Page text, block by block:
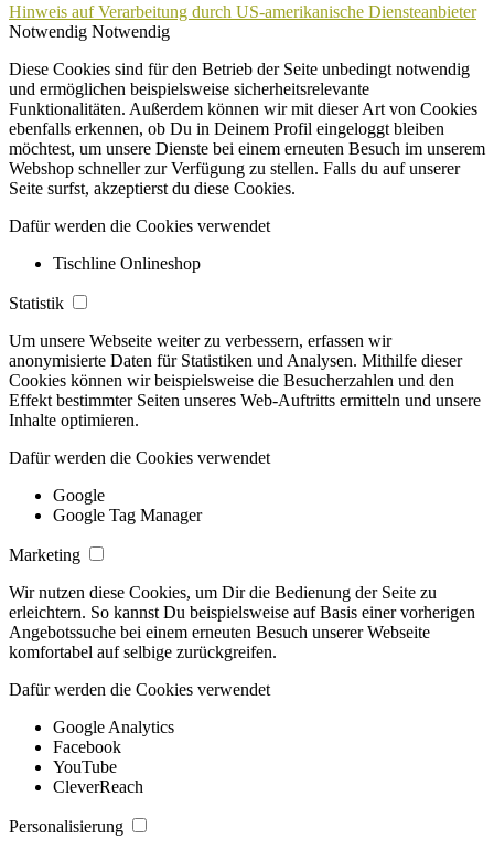
Hinweis auf Verarbeitung durch US-amerikanische Diensteanbieter
Notwendig Notwendig
Diese Cookies sind für den Betrieb der Seite unbedingt notwendig
und ermöglichen beispielsweise sicherheitsrelevante
Funktionalitäten. Außerdem können wir mit dieser Art von Cookies
ebenfalls erkennen, ob Du in Deinem Profil eingeloggt bleiben
möchtest, um unsere Dienste bei einem erneuten Besuch im unserem
Webshop schneller zur Verfügung zu stellen. Falls du auf unserer
Seite surfst, akzeptierst du diese Cookies.
Dafür werden die Cookies verwendet
Tischline Onlineshop
Statistik
Um unsere Webseite weiter zu verbessern, erfassen wir
anonymisierte Daten für Statistiken und Analysen. Mithilfe dieser
Cookies können wir beispielsweise die Besucherzahlen und den
Effekt bestimmter Seiten unseres Web-Auftritts ermitteln und unsere
Inhalte optimieren.
Dafür werden die Cookies verwendet
Google
Google Tag Manager
Marketing
Wir nutzen diese Cookies, um Dir die Bedienung der Seite zu
erleichtern. So kannst Du beispielsweise auf Basis einer vorherigen
Angebotssuche bei einem erneuten Besuch unserer Webseite
komfortabel auf selbige zurückgreifen.
Dafür werden die Cookies verwendet
Google Analytics
Facebook
YouTube
CleverReach
Personalisierung